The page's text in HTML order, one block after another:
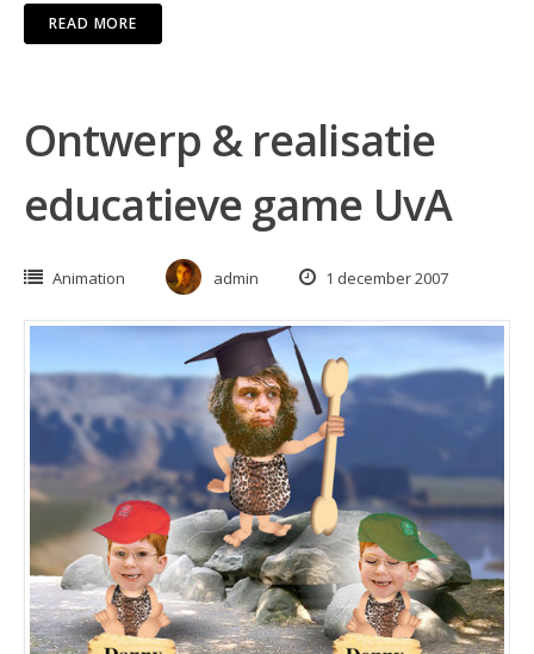
READ MORE
Ontwerp & realisatie
educatieve game UvA
Animation admin 1 december 2007